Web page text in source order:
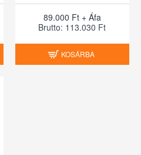
89.000 Ft + Áfa
Brutto: 113.030 Ft
KOSÁRBA